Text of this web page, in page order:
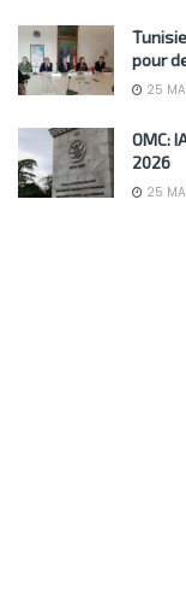
pour
25
OMC:
2026
25